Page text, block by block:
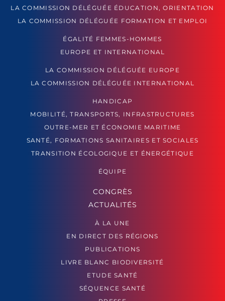
LA COMMISSION DÉLÉGUÉE ÉDUCATION, ORIENTATION
LA COMMISSION DÉLÉGUÉE FORMATION ET EMPLOI
ÉGALITÉ FEMMES-HOMMES
EUROPE ET INTERNATIONAL
LA COMMISSION DÉLÉGUÉE EUROPE
LA COMMISSION DÉLÉGUÉE INTERNATIONAL
HANDICAP
MOBILITÉ, TRANSPORTS, INFRASTRUCTURES
OUTRE-MER ET ÉCONOMIE MARITIME
SANTÉ, FORMATIONS SANITAIRES ET SOCIALES
TRANSITION ÉCOLOGIQUE ET ÉNERGÉTIQUE
ÉQUIPE
CONGRÈS
ACTUALITÉS
À LA UNE
EN DIRECT DES RÉGIONS
PUBLICATIONS
LIVRE BLANC BIODIVERSITÉ
ETUDE SANTÉ
SÉQUENCE SANTÉ